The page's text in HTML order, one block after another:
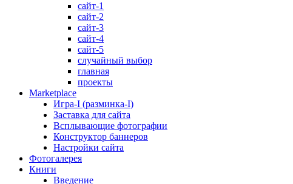
сайт-1
сайт-2
сайт-3
сайт-4
сайт-5
случайный выбор
главная
проекты
Marketplace
Игра-I (разминка-I)
Заставка для сайта
Всплывающие фотографии
Конструктор баннеров
Настройки сайта
Фотогалерея
Книги
Введение